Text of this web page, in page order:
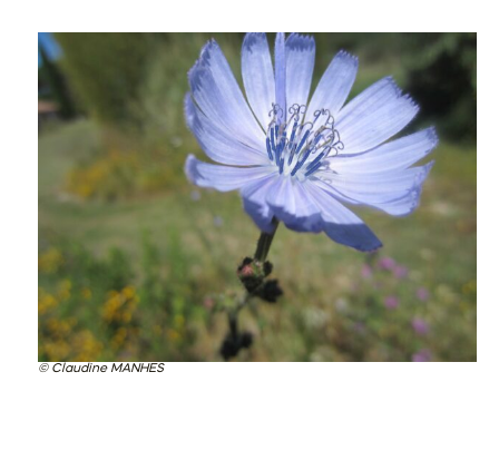
Claudine MANHES